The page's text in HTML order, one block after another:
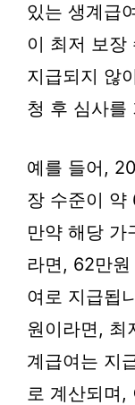
있는 생계급
이 최저 보장
지급되지 않
청 후 심사를
예를 들어,
장 수준이 약
만약 해당 가
라면, 62만
여로 지급됩
원이라면, 최
계급여는 지
로 계산되며,